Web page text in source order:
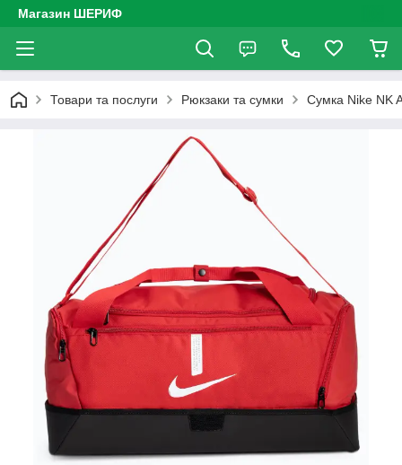
Магазин ШЕРИФ
Товари та послуги Рюкзаки та сумки Сумка Nike NK